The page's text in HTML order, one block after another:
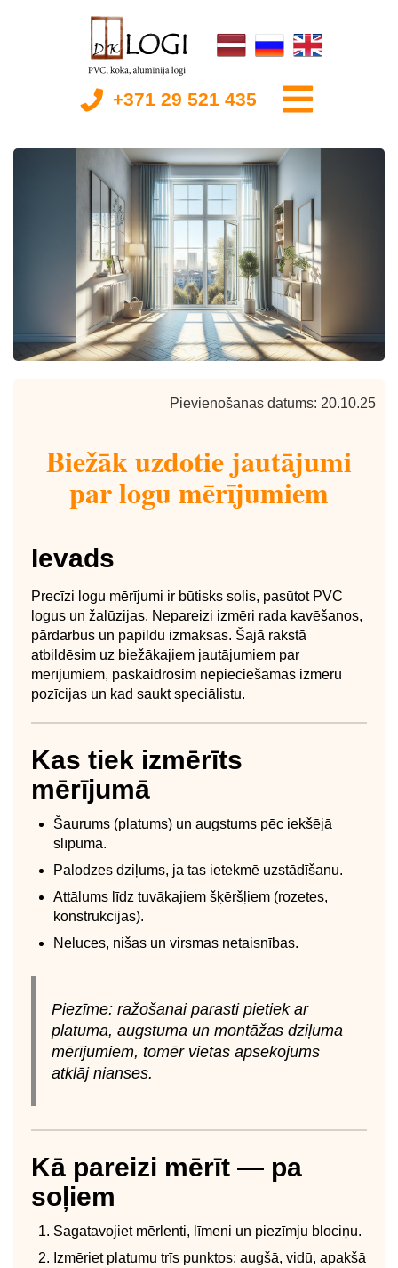
+371 29 521 435
Pievienošanas datums: 20.10.25
Biežāk uzdotie jautājumi
par logu mērījumiem
Ievads
Precīzi logu mērījumi ir būtisks solis, pasūtot PVC
logus un žalūzijas. Nepareizi izmēri rada kavēšanos,
pārdarbus un papildu izmaksas. Šajā rakstā
atbildēsim uz biežākajiem jautājumiem par
mērījumiem, paskaidrosim nepieciešamās izmēru
pozīcijas un kad saukt speciālistu.
Kas tiek izmērīts
mērījumā
Šaurums (platums) un augstums pēc iekšējā
slīpuma.
Palodzes dziļums, ja tas ietekmē uzstādīšanu.
Attālums līdz tuvākajiem šķēršļiem (rozetes,
konstrukcijas).
Neluces, nišas un virsmas netaisnības.
Piezīme: ražošanai parasti pietiek ar
platuma, augstuma un montāžas dziļuma
mērījumiem, tomēr vietas apsekojums
atklāj nianses.
Kā pareizi mērīt — pa
soļiem
Sagatavojiet mērlenti, līmeni un piezīmju blociņu.
Izmēriet platumu trīs punktos: augšā, vidū, apakšā